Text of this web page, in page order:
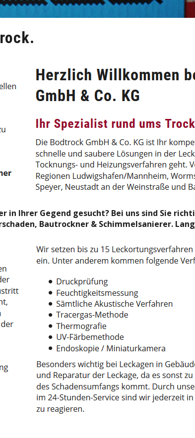
Ihrer Gegend gesucht? Bei uns sind Sie
Bautrockner & Schimmelsanierer.